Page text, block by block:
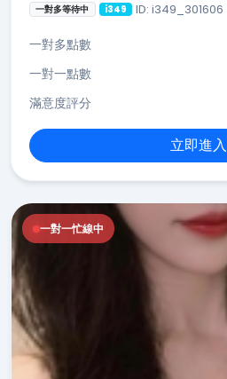
一對多等待中 i349 ID: i349_301606
一對多點數
一對一點數
滿意度評分
立即進入
一對一忙線中